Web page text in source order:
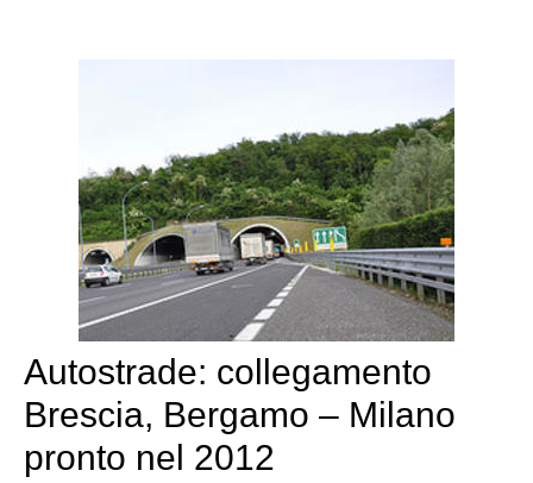
Autostrade: collegamento
Brescia, Bergamo – Milano
pronto nel 2012